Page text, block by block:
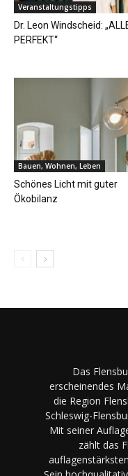
Veranstaltungstipps
Dr. Leon Windscheid:
PERFEKT“
Bauen, Wohnen, Leben
Schönes Licht mit guter
Ökobilanz
Das
erscheinendes
die Region
Schleswig-
Mit seiner
zählt das